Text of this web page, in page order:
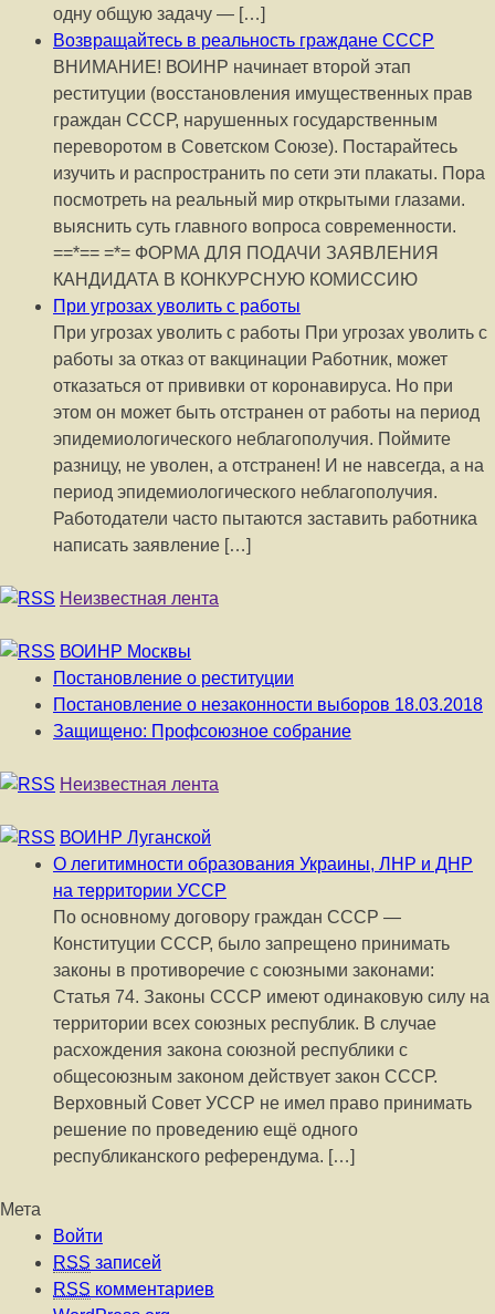
одну общую задачу — […]
Возвращайтесь в реальность граждане СССР
ВНИМАНИЕ! ВОИНР начинает второй этап
реституции (восстановления имущественных прав
граждан СССР, нарушенных государственным
переворотом в Советском Союзе). Постарайтесь
изучить и распространить по сети эти плакаты. Пора
посмотреть на реальный мир открытыми глазами.
выяснить суть главного вопроса современности.
==*== =*= ФОРМА ДЛЯ ПОДАЧИ ЗАЯВЛЕНИЯ
КАНДИДАТА В КОНКУРСНУЮ КОМИССИЮ
При угрозах уволить с работы
При угрозах уволить с работы При угрозах уволить с
работы за отказ от вакцинации Работник, может
отказаться от прививки от коронавируса. Но при
этом он может быть отстранен от работы на период
эпидемиологического неблагополучия. Поймите
разницу, не уволен, а отстранен! И не навсегда, а на
период эпидемиологического неблагополучия.
Работодатели часто пытаются заставить работника
написать заявление […]
Неизвестная лента
ВОИНР Москвы
Постановление о реституции
Постановление о незаконности выборов 18.03.2018
Защищено: Профсоюзное собрание
Неизвестная лента
ВОИНР Луганской
О легитимности образования Украины, ЛНР и ДНР
на территории УССР
По основному договору граждан СССР —
Конституции СССР, было запрещено принимать
законы в противоречие с союзными законами:
Статья 74. Законы СССР имеют одинаковую силу на
территории всех союзных республик. В случае
расхождения закона союзной республики с
общесоюзным законом действует закон СССР.
Верховный Совет УССР не имел право принимать
решение по проведению ещё одного
республиканского референдума. […]
Мета
Войти
RSS записей
RSS комментариев